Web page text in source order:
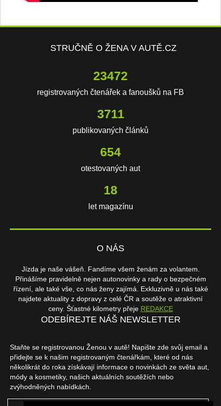
STRUČNĚ O ŽENA V AUTĚ.CZ
23472
registrovaných čtenářek a fanoušků na FB
3711
publikovaných článků
654
otestovaných aut
18
let magazínu
O NÁS
Jízda je naše vášeň. Fandíme všem ženám za volantem.
Přinášíme pravidelně nejen autonovinky a rady o bezpečném
řízení, ale také vše, co nás ženy zajímá. Exkluzivně u nás také
najdete aktuality z dopravy z celé ČR a soutěže o atraktivní
ceny. Šťastné kilometry přeje REDAKCE
ODEBÍREJTE NÁŠ NEWSLETTER
Staňte se registrovanou Ženou v autě! Napište zde svůj email a
přidejte se k našim registrovaným čtenářkám, které od nás
několikrát do roka získávají informace o novinkách ze světa aut,
módy a kosmetiky, našich aktuálních soutěžích nebo
zvýhodněných nabídkách.